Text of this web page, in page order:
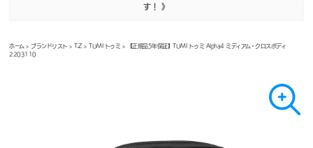
す！ 》
ホーム >ブランドリスト > T-Z > TUMI トゥミ > 【正規品5年保証】TUMI トゥミ Alpha4 ミディアム・クロスボディ
2203110